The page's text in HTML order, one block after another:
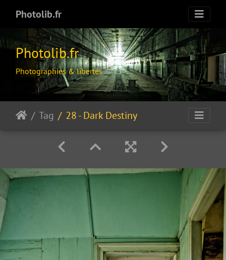
Photolib.fr
Photolib.fr
Photographies & libertés
Tag 28 - Dark Destiny